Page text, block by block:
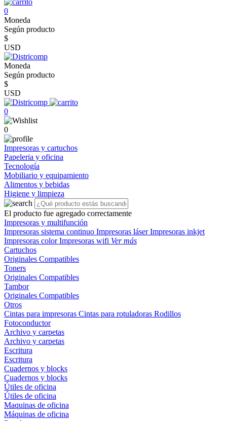
0
Moneda
Según producto
$
USD
Moneda
Según producto
$
USD
0
0
Impresoras y cartuchos
Papeleria y oficina
Tecnología
Mobiliario y equipamiento
Alimentos y bebidas
Higiene y limpieza
El producto fue agregado correctamente
Impresoras y multifunción
Impresoras sistema continuo Impresoras láserImpresoras inkjet
Impresoras colorImpresoras wifi Ver más
Cartuchos
Originales Compatibles
Toners
Originales Compatibles
Tambor
Originales Compatibles
Otros
Cintas para impresoras Cintas para rotuladoras Rodillos
Fotoconductor
Archivo y carpetas
Archivo y carpetas
Escritura
Escritura
Cuadernos y blocks
Cuadernos y blocks
Útiles de oficina
Útiles de oficina
Maquinas de oficina
Máquinas de oficina